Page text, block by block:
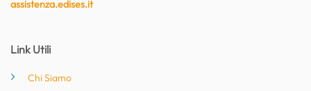
assistenza.edises.it
Link Utili
Chi Siamo